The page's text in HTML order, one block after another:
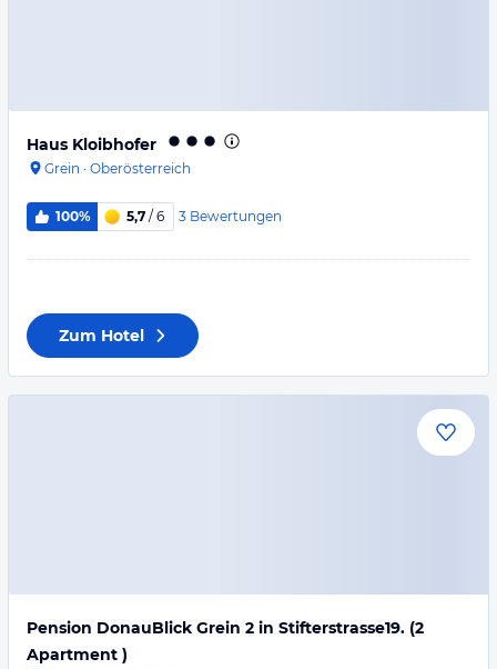
Haus Kloibhofer
Grein · Oberösterreich
100% 5,7 / 6 3 Bewertungen
Zum Hotel
Pension DonauBlick Grein 2 in Stifterstrasse19. (2
Apartment )